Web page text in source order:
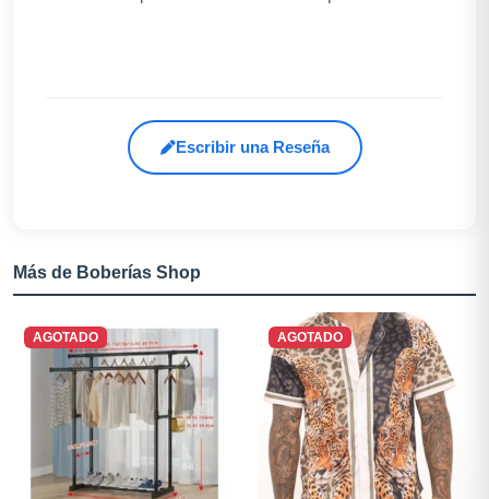
Escribir una Reseña
Más de Boberías Shop
AGOTADO AGOTADO